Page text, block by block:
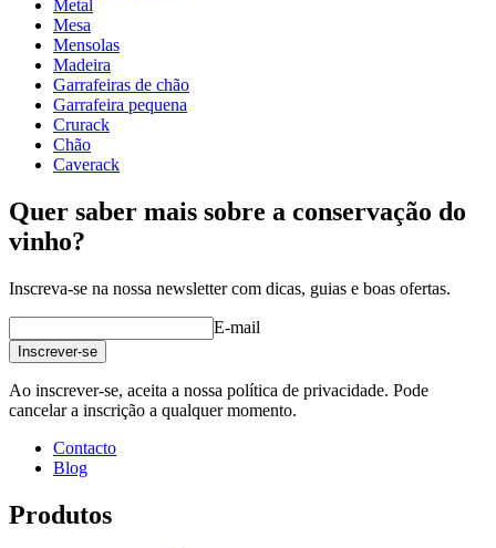
Tenha em atenção que este módulo é ligeiramente mais largo do
que a maioria dos outros módulos padrão da série WINEREX, que
têm 68 cm de largura.
Pode encomendar caixas de madeira aqui.
Veja exemplos de decoração com garrafeiras WINEREX aqui.
Crie a sua própria estrutura com estes módulos na nossa ferramenta
online de decoração de adegas (abre numa nova janela e requer que
Altura (cm)
Largura (cm)
profundidade (cm)
Peso (kg)40
Metal
Mesa
Mensolas
Madeira
Garrafeiras de chão
Garrafeira pequena
Crurack
Chão
Caverack
Quer saber mais sobre a conservação do
vinho?
Inscreva-se na nossa newsletter com dicas, guias e boas ofertas.
E-mail
Inscrever-se
Ao inscrever-se, aceita a nossa política de privacidade. Pode
cancelar a inscrição a qualquer momento.
Contacto
Blog
Produtos